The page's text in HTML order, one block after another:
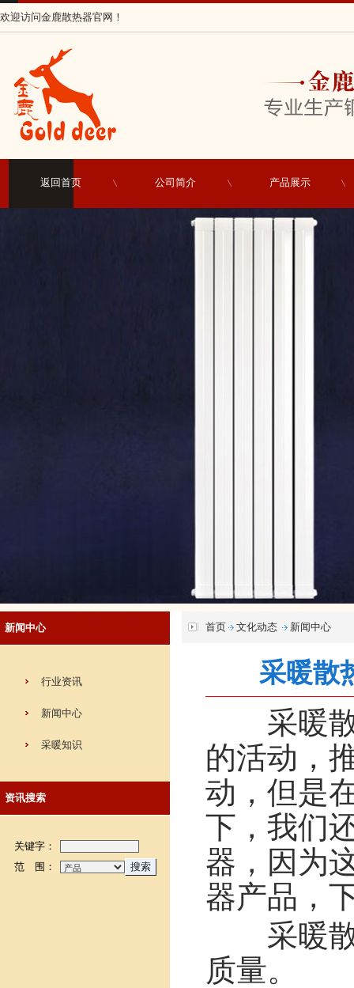
欢迎访问金鹿散热器官网！
返回首页 公司简介 产品展示
新闻中心
行业资讯
新闻中心
采暖知识
资讯搜索
关键字：
范 围：
首页 文化动态 新闻中心
采暖散
采暖散
的活动，
动，但是
下，我们
器，因为
器产品，
采暖散
质量。